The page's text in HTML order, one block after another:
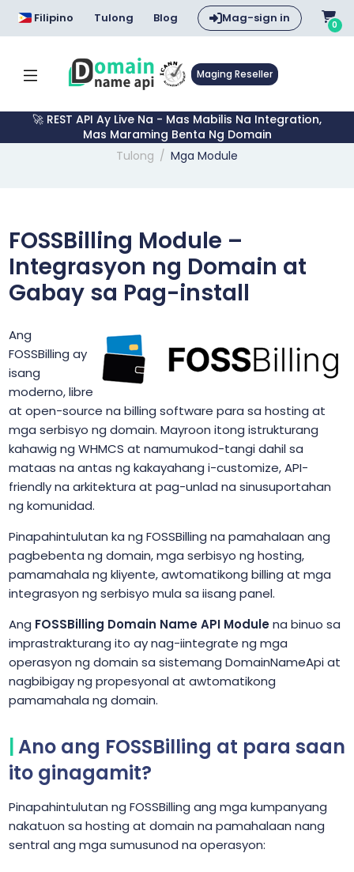
Filipino Tulong Blog Mag-sign in 0
Maging Reseller
🚀 REST API Ay Live Na - Mas Mabilis Na Integration,
Mas Maraming Benta Ng Domain
Tulong
Mga Module
FOSSBilling Module –
Integrasyon ng Domain at
Gabay sa Pag-install
Ang
FOSSBilling ay
isang
moderno, libre
at open-source na billing software para sa hosting at
mga serbisyo ng domain. Mayroon itong istrukturang
kahawig ng WHMCS at namumukod-tangi dahil sa
mataas na antas ng kakayahang i-customize, API-
friendly na arkitektura at pag-unlad na sinusuportahan
ng komunidad.
Pinapahintulutan ka ng FOSSBilling na pamahalaan ang
pagbebenta ng domain, mga serbisyo ng hosting,
pamamahala ng kliyente, awtomatikong billing at mga
integrasyon ng serbisyo mula sa iisang panel.
Ang FOSSBilling Domain Name API Modulena binuo sa
imprastrakturang ito ay nag-iintegrate ng mga
operasyon ng domain sa sistemang DomainNameApi at
nagbibigay ng propesyonal at awtomatikong
pamamahala ng domain.
Ano ang FOSSBilling at para saan
ito ginagamit?
Pinapahintulutan ng FOSSBilling ang mga kumpanyang
nakatuon sa hosting at domain na pamahalaan nang
sentral ang mga sumusunod na operasyon: